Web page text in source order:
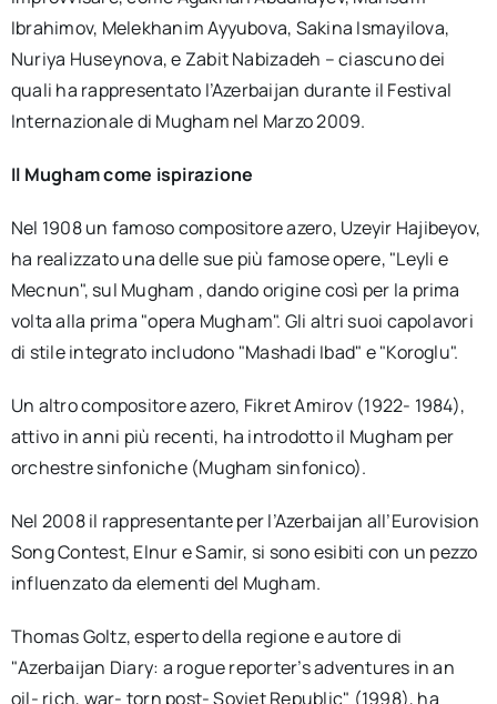
Ibrahimov, Melekhanim Ayyubova, Sakina Ismayilova,
Nuriya Huseynova, e Zabit Nabizadeh – ciascuno dei
quali ha rappresentato l’Azerbaijan durante il Festival
Internazionale di Mugham nel Marzo 2009.
Il Mugham come ispirazione
Nel 1908 un famoso compositore azero, Uzeyir Hajibeyov,
ha realizzato una delle sue più famose opere, "Leyli e
Mecnun", sul Mugham , dando origine così per la prima
volta alla prima "opera Mugham". Gli altri suoi capolavori
di stile integrato includono "Mashadi Ibad" e "Koroglu".
Un altro compositore azero, Fikret Amirov (1922- 1984),
attivo in anni più recenti, ha introdotto il Mugham per
orchestre sinfoniche (Mugham sinfonico).
Nel 2008 il rappresentante per l’Azerbaijan all’Eurovision
Song Contest, Elnur e Samir, si sono esibiti con un pezzo
influenzato da elementi del Mugham.
Thomas Goltz, esperto della regione e autore di
"Azerbaijan Diary: a rogue reporter’s adventures in an
oil- rich, war- torn post- Soviet Republic" (1998), ha